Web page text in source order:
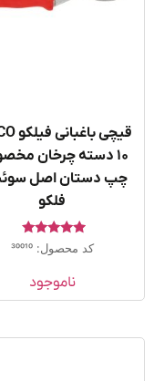
قیچی باغبانی فیلکو FELCO
10 دسته چرخان مخصوص
دستان اصل سوئیس
امتیاز
5.00
کد محصول: 30010
ناموجود